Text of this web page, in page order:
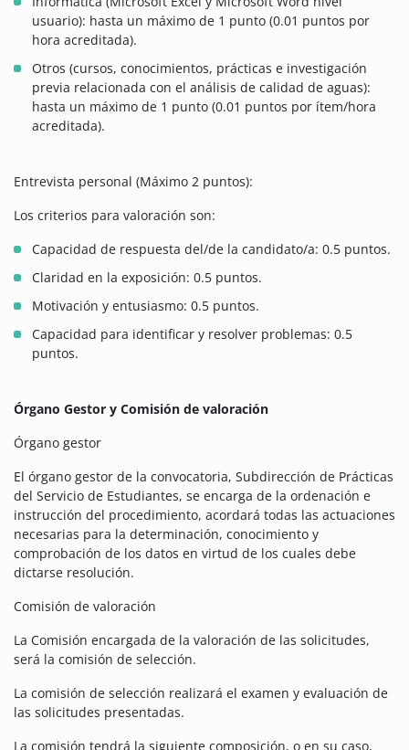
usuario): hasta un máximo de 1 punto (0.01 puntos por
hora acreditada).
Otros (cursos, conocimientos, prácticas e investigación
previa relacionada con el análisis de calidad de aguas):
hasta un máximo de 1 punto (0.01 puntos por ítem/hora
acreditada).
Entrevista personal (Máximo 2 puntos):
Los criterios para valoración son:
Capacidad de respuesta del/de la candidato/a: 0.5 puntos.
Claridad en la exposición: 0.5 puntos.
Motivación y entusiasmo: 0.5 puntos.
Capacidad para identificar y resolver problemas: 0.5
puntos.
Órgano Gestor y Comisión de valoración
Órgano gestor
El órgano gestor de la convocatoria, Subdirección de Prácticas
del Servicio de Estudiantes, se encarga de la ordenación e
instrucción del procedimiento, acordará todas las actuaciones
necesarias para la determinación, conocimiento y
comprobación de los datos en virtud de los cuales debe
dictarse resolución.
Comisión de valoración
La Comisión encargada de la valoración de las solicitudes,
será la comisión de selección.
La comisión de selección realizará el examen y evaluación de
las solicitudes presentadas.
La comisión tendrá la siguiente composición, o en su caso,